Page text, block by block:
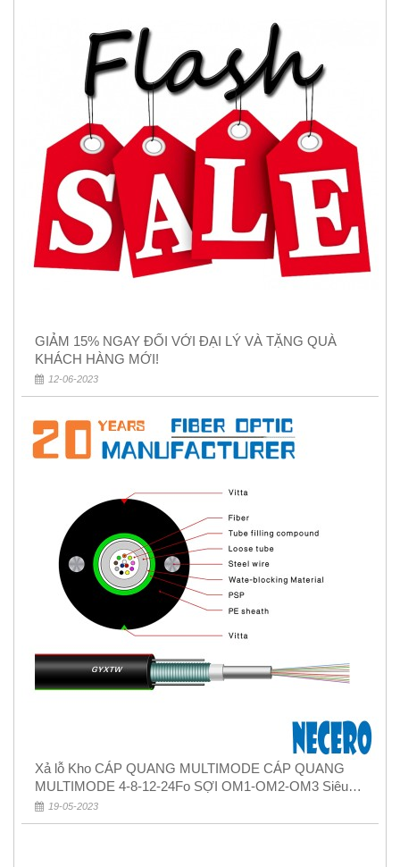
GIẢM 15% NGAY ĐỐI VỚI ĐẠI LÝ VÀ TẶNG QUÀ
KHÁCH HÀNG MỚI!
12-06-2023
Xả lỗ Kho CÁP QUANG MULTIMODE CÁP QUANG
MULTIMODE 4-8-12-24Fo SỢI OM1-OM2-OM3 Siêu
Rẻ 5k
19-05-2023